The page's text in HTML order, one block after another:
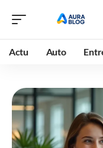
Actu Auto